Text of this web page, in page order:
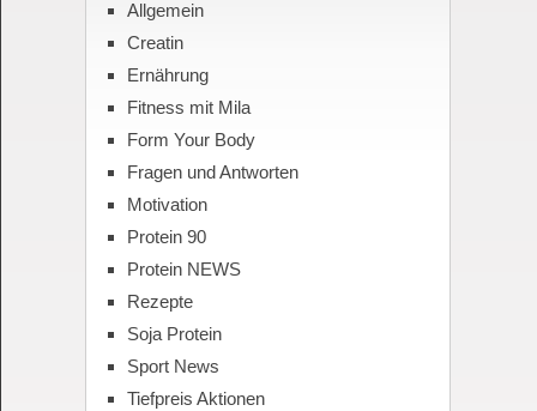
Allgemein
Creatin
Ernährung
Fitness mit Mila
Form Your Body
Fragen und Antworten
Motivation
Protein 90
Protein NEWS
Rezepte
Soja Protein
Sport News
Tiefpreis Aktionen